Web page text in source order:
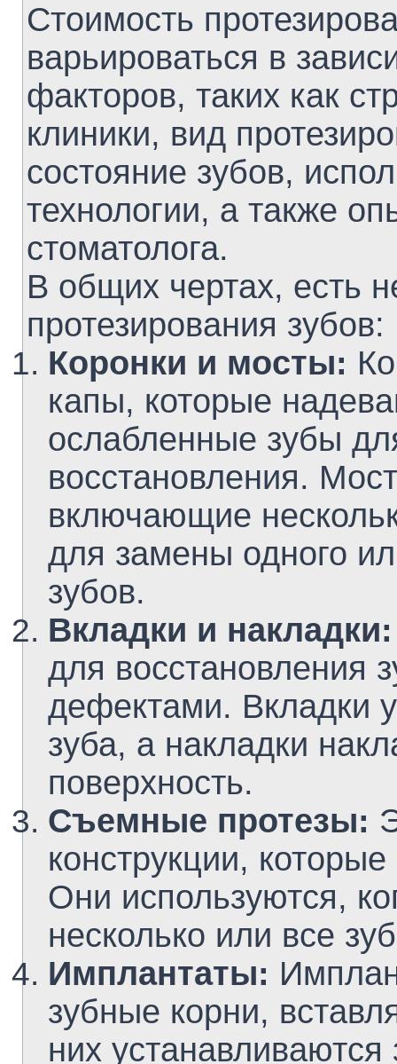
Стоимость
варьироваться в
факторов, таких как
клиники, вид
состояние зубов,
технологии, а также
стоматолога.
В общих чертах, есть
протезирования зубов:
Коронки и мосты:
капы, которые
ослабленные зубы
восстановления.
включающие
для замены одного
зубов.
Вкладки и накладки:
для восстановления
дефектами. Вкладки
зуба, а накладки
поверхность.
Съемные протезы:
конструкции,
Они используются,
несколько или все
Имплантаты:
зубные корни,
них